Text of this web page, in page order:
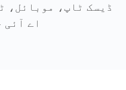
ڈیسک ٹاپ، موبائل،
اے آئی